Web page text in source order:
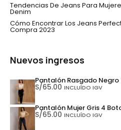
Tendencias De Jeans Para
Denim
Cómo Encontrar Los Jeans
Compra 2023
Nuevos ingresos
Pantalón Rasgado Negro
S/65.00 INCLUÍDO IGV
Pantalón Mujer Gris 4
S/65.00 INCLUÍDO IGV